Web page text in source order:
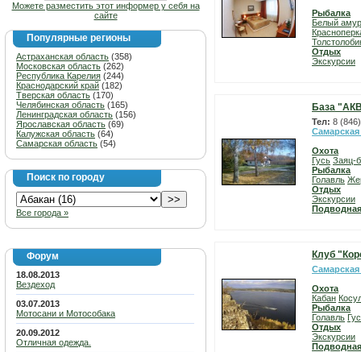
Можете разместить этот информер у себя на
сайте
Популярные регионы
Астраханская область (358)
Московская область (262)
Республика Карелия (244)
Краснодарский край (182)
Тверская область (170)
Челябинская область (165)
Ленинградская область (156)
Ярославская область (69)
Калужская область (64)
Самарская область (54)
Поиск по городу
Все города »
Форум
18.08.2013
Вездеход
03.07.2013
Мотосани и Мотособака
20.09.2012
Отличная одежда.
Рыбалка
Белый амур
Отдых
Экскурсии
База
Тел: 8
Самарская
Охота
Гусь Заяц-
Рыбалка
Голавль
Отдых
Экскурсии
Клуб
Самарская
Охота
Кабан
Рыбалка
Голавль
Отдых
Экскурсии